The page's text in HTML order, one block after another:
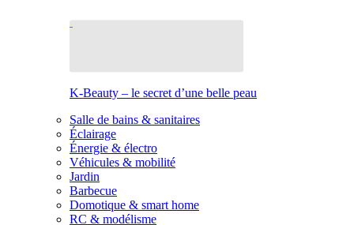
K-Beauty – le secret d’une belle peau
Salle de bains & sanitaires
Éclairage
Énergie & électro
Véhicules & mobilité
Jardin
Barbecue
Domotique & smart home
RC & modélisme